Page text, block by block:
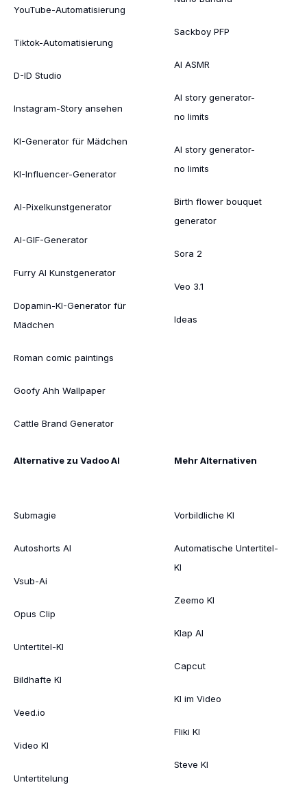
YouTube-Automatisierung
Tiktok-Automatisierung
D-ID Studio
Instagram-Story ansehen
KI-Generator für Mädchen
KI-Influencer-Generator
AI-Pixelkunstgenerator
AI-GIF-Generator
Furry AI Kunstgenerator
Dopamin-KI-Generator für
Mädchen
Roman comic paintings
Goofy Ahh Wallpaper
Cattle Brand Generator
Sackboy PFP
AI ASMR
AI story generator-
no limits
AI story generator-
no limits
Birth flower bouquet
generator
Sora 2
Veo 3.1
Ideas
Alternative zu Vadoo AI
Submagie
Autoshorts AI
Vsub-Ai
Opus Clip
Untertitel-KI
Bildhafte KI
Veed.io
Video KI
Untertitelung
Mehr Alternativen
Vorbildliche KI
Automatische Untertitel-
KI
Zeemo KI
Klap AI
Capcut
KI im Video
Fliki KI
Steve KI